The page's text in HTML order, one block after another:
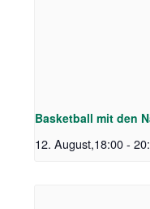
Basketball mit den
12. August,18:00 -